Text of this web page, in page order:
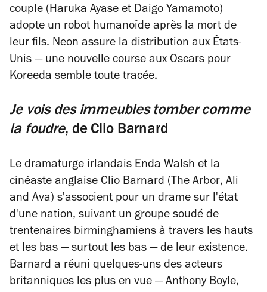
couple (Haruka Ayase et Daigo Yamamoto)
adopte un robot humanoïde après la mort de
leur fils. Neon assure la distribution aux États-
Unis — une nouvelle course aux Oscars pour
Koreeda semble toute tracée.
Je vois des immeubles tomber comme
la foudre, deClio Barnard
Le dramaturge irlandais Enda Walsh et la
cinéaste anglaise Clio Barnard ( The Arbor, Ali
and Ava) s'associent pour un drame sur l'état
d'une nation, suivant un groupe soudé de
trentenaires birminghamiens à travers les hauts
et les bas — surtout les bas — de leur existence.
Barnard a réuni quelques-uns des acteurs
britanniques les plus en vue — Anthony Boyle,